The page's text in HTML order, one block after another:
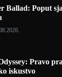
Ballad: Poput
Pravo
iskustvo